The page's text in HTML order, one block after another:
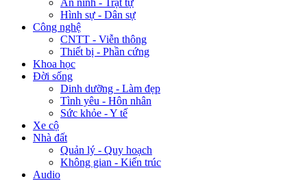
An ninh - Trật tự
Hình sự - Dân sự
Công nghệ
CNTT - Viễn thông
Thiết bị - Phần cứng
Khoa học
Đời sống
Dinh dưỡng - Làm đẹp
Tình yêu - Hôn nhân
Sức khỏe - Y tế
Xe cộ
Nhà đất
Quản lý - Quy hoạch
Không gian - Kiến trúc
Audio